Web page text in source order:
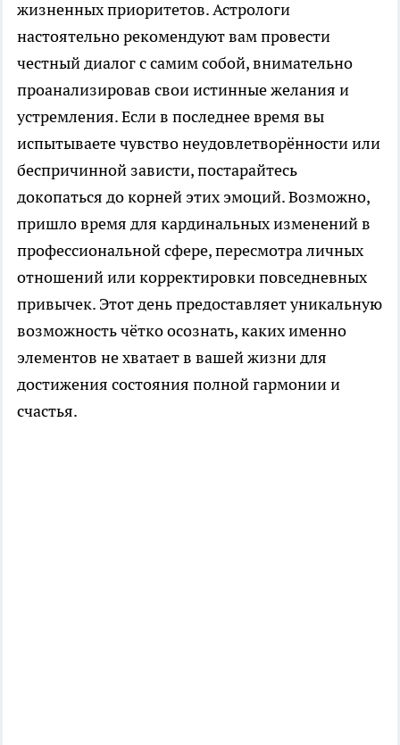
жизненных приоритетов. Астрологи
настоятельно рекомендуют вам провести
честный диалог с самим собой, внимательно
проанализировав свои истинные желания и
устремления. Если в последнее время вы
испытываете чувство неудовлетворённости или
беспричинной зависти, постарайтесь
докопаться до корней этих эмоций. Возможно,
пришло время для кардинальных изменений в
профессиональной сфере, пересмотра личных
отношений или корректировки повседневных
привычек. Этот день предоставляет уникальную
возможность чётко осознать, каких именно
элементов не хватает в вашей жизни для
достижения состояния полной гармонии и
счастья.